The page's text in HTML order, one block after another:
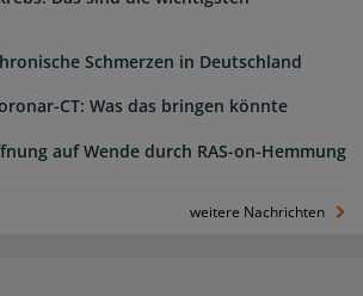
Schmerzen in Deutschland
CT: Was das bringen könnte
auf Wende durch RAS-on-Hemmung
weitere Nachrichten